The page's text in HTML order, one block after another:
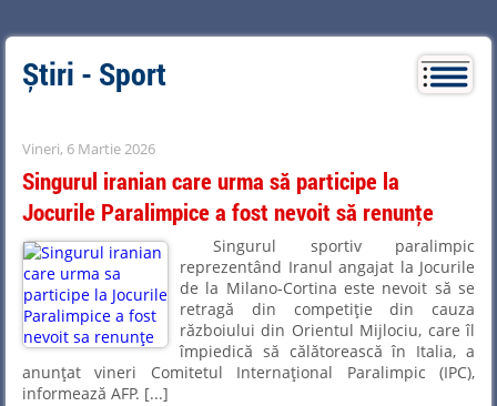
Știri - Sport
Vineri, 6 Martie 2026
Singurul iranian care urma să participe la
Jocurile Paralimpice a fost nevoit să renunţe
Singurul sportiv paralimpic
reprezentând Iranul angajat la Jocurile
de la Milano-Cortina este nevoit să se
retragă din competiţie din cauza
războiului din Orientul Mijlociu, care îl
împiedică să călătorească în Italia, a
anunţat vineri Comitetul Internaţional Paralimpic (IPC),
informează AFP. [...]